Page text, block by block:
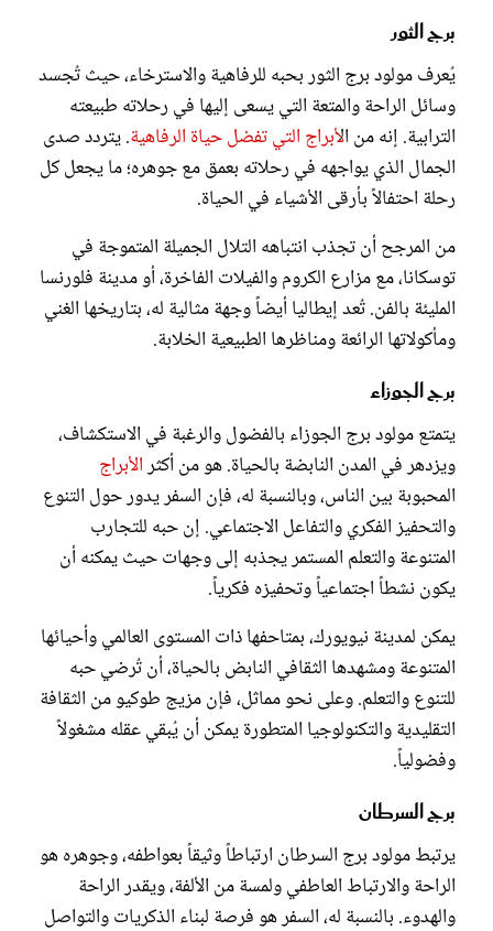
برج الثور
يُعرف مولود برج الثور بحبه للرفاهية والاسترخاء، حيث تُجسد
وسائل الراحة والمتعة التي يسعى إليها في رحلاته طبيعته
الترابية. إنه من الأبراج التي تفضل حياة الرفاهية. يتردد صدى
الجمال الذي يواجهه في رحلاته بعمق مع جوهره؛ ما يجعل كل
رحلة احتفالاً بأرقى الأشياء في الحياة.
من المرجح أن تجذب انتباهه التلال الجميلة المتموجة في
توسكانا، مع مزارع الكروم والفيلات الفاخرة، أو مدينة فلورنسا
المليئة بالفن. تُعد إيطاليا أيضاً وجهة مثالية له، بتاريخها الغني
ومأكولاتها الرائعة ومناظرها الطبيعية الخلابة.
برج الجوزاء
يتمتع مولود برج الجوزاء بالفضول والرغبة في الاستكشاف،
ويزدهر في المدن النابضة بالحياة. هو من أكثرالأبراج
المحبوبة بين الناس، وبالنسبة له، فإن السفر يدور حول التنوع
والتحفيز الفكري والتفاعل الاجتماعي. إن حبه للتجارب
المتنوعة والتعلم المستمر يجذبه إلى وجهات حيث يمكنه أن
يكون نشطاً اجتماعياً وتحفيزه فكرياً.
يمكن لمدينة نيويورك، بمتاحفها ذات المستوى العالمي وأحيائها
المتنوعة ومشهدها الثقافي النابض بالحياة، أن تُرضي حبه
للتنوع والتعلم. وعلى نحو مماثل، فإن مزيج طوكيو من الثقافة
التقليدية والتكنولوجيا المتطورة يمكن أن يُبقي عقله مشغولاً
وفضولياً.
برج السرطان
يرتبط مولود برج السرطان ارتباطاً وثيقاً بعواطفه، وجوهره هو
الراحة والارتباط العاطفي ولمسة من الألفة، ويقدر الراحة
والهدوء. بالنسبة له، السفر هو فرصة لبناء الذكريات والتواصل